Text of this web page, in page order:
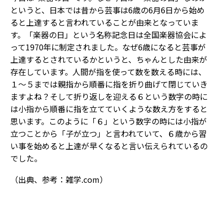
というと、日本では昔から芸事は6歳の6月6日から始め
ると上達すると言われていることが由来となっていま
す。「楽器の日」という名称記念日は全国楽器協会によ
って1970年に制定されました。なぜ6歳になると芸事が
上達するとされているかというと、ちゃんとした由来が
存在しています。人間が指を使って数を数える時には、
１～５までは親指から順番に指を折り曲げて閉じていき
ますよね？そして折り返しを迎える６という数字の時に
は小指から順番に指を立てていくような数え方をすると
思います。このように「６」という数字の時には小指が
立つことから「子が立つ」と言われていて、６歳から習
い事を始めると上達が早くなると言い伝えられているの
でした。
（出典、参考：雑学.com）